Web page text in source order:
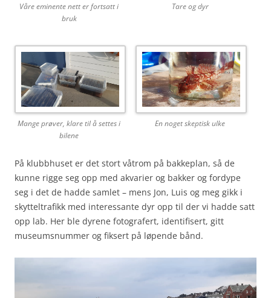
Våre eminente nett er fortsatt i
bruk
Tare og dyr
Mange prøver, klare til å settes i
bilene
En noget skeptisk ulke
På klubbhuset er det stort våtrom på bakkeplan, så de
kunne rigge seg opp med akvarier og bakker og fordype
seg i det de hadde samlet – mens Jon, Luis og meg gikk i
skytteltrafikk med interessante dyr opp til der vi hadde satt
opp lab. Her ble dyrene fotografert, identifisert, gitt
museumsnummer og fiksert på løpende bånd.